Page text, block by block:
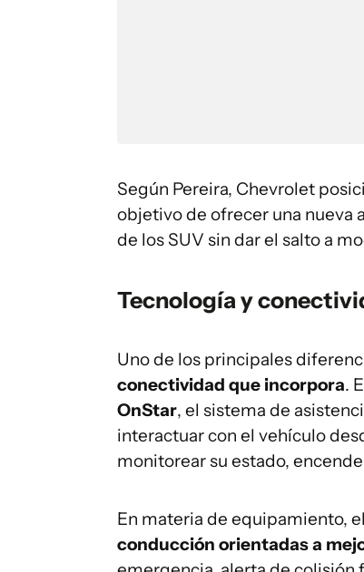
Según Pereira, Chevrolet
objetivo de ofrecer una nueva
de los SUV sin dar el salto a
Tecnología y
Uno de los principales
conectividad que incorpora.
OnStar, el sistema de
interactuar con el vehículo
monitorear su estado,
En materia de equipamiento,
conducción orientadas a